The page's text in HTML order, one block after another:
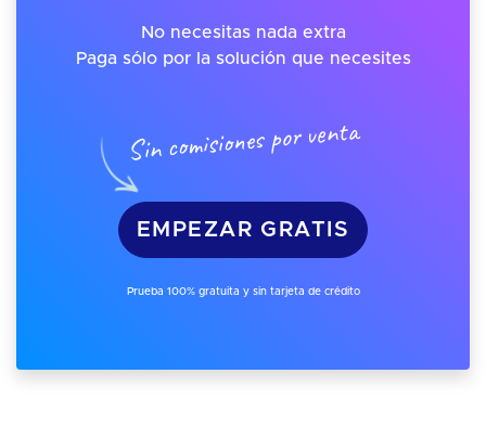
No necesitas nada extra
Paga sólo por la solución que necesites
Sin comisiones por venta
EMPEZAR GRATIS
Prueba 100% gratuita y sin tarjeta de crédito